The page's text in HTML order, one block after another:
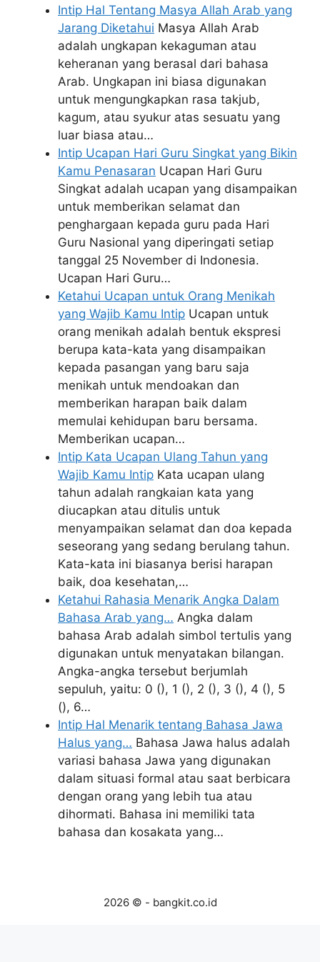
Intip Hal Tentang Masya Allah Arab yang
Jarang Diketahui Masya Allah Arab
adalah ungkapan kekaguman atau
keheranan yang berasal dari bahasa
Arab. Ungkapan ini biasa digunakan
untuk mengungkapkan rasa takjub,
kagum, atau syukur atas sesuatu yang
luar biasa atau…
Intip Ucapan Hari Guru Singkat yang Bikin
Kamu Penasaran Ucapan Hari Guru
Singkat adalah ucapan yang disampaikan
untuk memberikan selamat dan
penghargaan kepada guru pada Hari
Guru Nasional yang diperingati setiap
tanggal 25 November di Indonesia.
Ucapan Hari Guru…
Ketahui Ucapan untuk Orang Menikah
yang Wajib Kamu Intip Ucapan untuk
orang menikah adalah bentuk ekspresi
berupa kata-kata yang disampaikan
kepada pasangan yang baru saja
menikah untuk mendoakan dan
memberikan harapan baik dalam
memulai kehidupan baru bersama.
Memberikan ucapan…
Intip Kata Ucapan Ulang Tahun yang
Wajib Kamu Intip Kata ucapan ulang
tahun adalah rangkaian kata yang
diucapkan atau ditulis untuk
menyampaikan selamat dan doa kepada
seseorang yang sedang berulang tahun.
Kata-kata ini biasanya berisi harapan
baik, doa kesehatan,…
Ketahui Rahasia Menarik Angka Dalam
Bahasa Arab yang… Angka dalam
bahasa Arab adalah simbol tertulis yang
digunakan untuk menyatakan bilangan.
Angka-angka tersebut berjumlah
sepuluh, yaitu: 0 (), 1 (), 2 (), 3 (), 4 (), 5
(), 6…
Intip Hal Menarik tentang Bahasa Jawa
Halus yang… Bahasa Jawa halus adalah
variasi bahasa Jawa yang digunakan
dalam situasi formal atau saat berbicara
dengan orang yang lebih tua atau
dihormati. Bahasa ini memiliki tata
bahasa dan kosakata yang…
2026 © - bangkit.co.id